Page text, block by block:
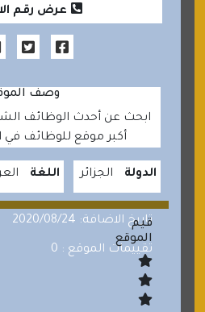
عرض رقم
وصف
ابحث عن أحدث الوظائف
أكبر موقع للوظائف
الدولة الجزائر اللغة
تاريخ الاضافة: 2020/08/24
تقييمات الموقع : 0
قيم
الموقع